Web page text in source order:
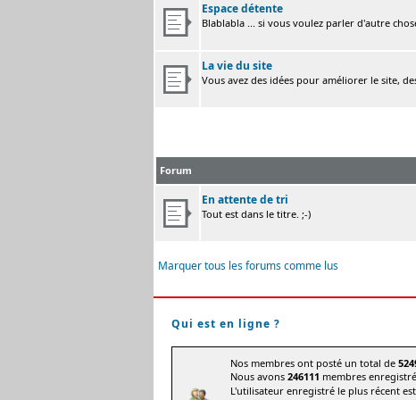
Espace détente
Blablabla ... si vous voulez parler d'autre
La vie du site
Vous avez des idées pour améliorer le site,
Forum
En attente de tri
Tout est dans le titre. ;-)
Marquer tous les forums comme lus
Qui est en ligne ?
Nos membres ont posté un total de
Nous avons 246111 membres
L'utilisateur enregistré le plus récent est